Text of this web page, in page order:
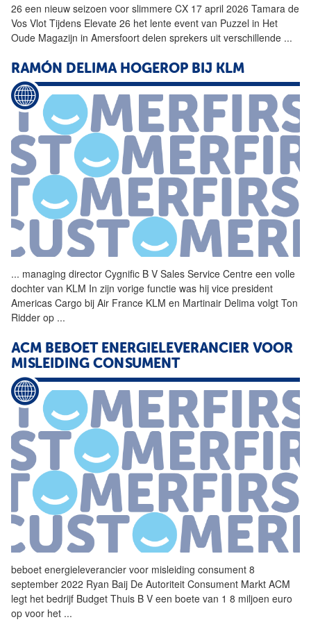
26 een nieuw seizoen voor slimmere CX 17 april 2026 Tamara de
Vos Vlot Tijdens Elevate 26 het lente event van Puzzel in Het
Oude Magazijn in Amersfoort delen sprekers uit verschillende ...
RAMÓN DELIMA HOGEROP BIJ KLM
... managing director Cygnific B V Sales Service Centre een volle
dochter van KLM In zijn vorige functie was hij vice president
Americas Cargo bij Air France KLM en Martinair Delima volgt Ton
Ridder op ...
ACM BEBOET ENERGIELEVERANCIER VOOR
MISLEIDING CONSUMENT
beboet energieleverancier voor misleiding consument 8
september 2022 Ryan Baij De Autoriteit Consument Markt ACM
legt het bedrijf Budget Thuis B V een boete van 1 8 miljoen euro
op voor het ...